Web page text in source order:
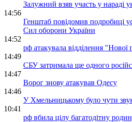
Залужний взяв участь у нараді
14:56
Генштаб повідомив подробиці
Сил оборони України
14:52
рф атакувала відділення
14:49
СБУ затримала ще одного
14:47
Ворог знову атакував Одесу
14:46
У Хмельницькому було чути
10:41
рф вбила цілу багатодітну